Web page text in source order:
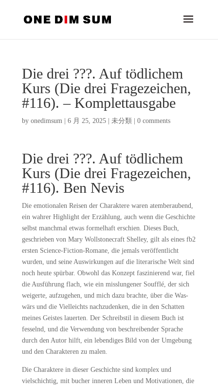
Die drei ???. Auf tödlichem
Kurs (Die drei Fragezeichen,
#116). – Komplettausgabe
by onedimsum| 6 月 25, 2025| 未分類 0 comments
Die drei ???. Auf tödlichem
Kurs (Die drei Fragezeichen,
#116). Ben Nevis
Die emotionalen Reisen der Charaktere waren atemberaubend,
ein wahrer Highlight der Erzählung, auch wenn die Geschichte
selbst manchmal etwas formelhaft erschien. Dieses Buch,
geschrieben von Mary Wollstonecraft Shelley, gilt als eines fb2
ersten Science-Fiction-Romane, die jemals veröffentlicht
wurden, und seine Auswirkungen auf die literarische Welt sind
noch heute spürbar. Obwohl das Konzept faszinierend war, fiel
die Ausführung flach, wie ein misslungener Soufflé, der sich
weigerte, aufzugehen, und mich dazu brachte, über die Was-
wärs und die Vielleichts nachzudenken, die in den Schatten
meines Geistes lauerten. Der Schreibstil in diesem Buch ist
fesselnd, und die Verwendung von beschreibender Sprache
durch den Autor hilft, ein lebendiges Bild von der Umgebung
und den Charakteren zu malen.
Die Charaktere in dieser Geschichte sind komplex und
vielschichtig, mit bucher inneren Leben und Motivationen, die